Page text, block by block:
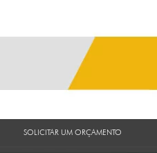
SOLICITAR UM ORÇAMENTO